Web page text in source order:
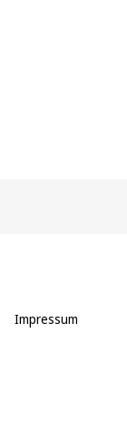
Impressum